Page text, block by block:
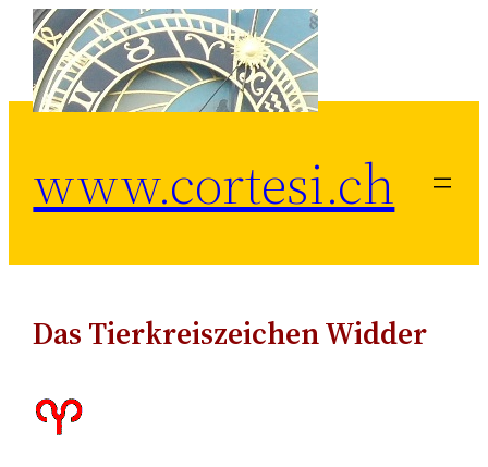
Zum
Inhalt
springen
www.cortesi.ch
Das Tierkreiszeichen Widder